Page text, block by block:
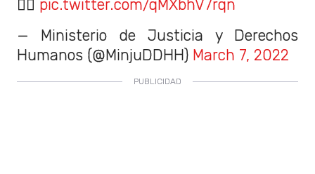
👇🏾 pic.twitter.com/qMXbhV7rqn
— Ministerio de Justicia y Derechos
Humanos (@MinjuDDHH) March 7, 2022